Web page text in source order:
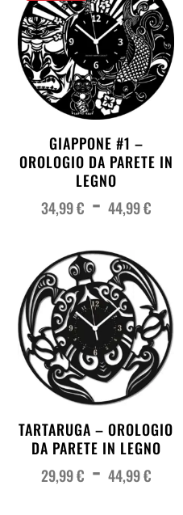
GIAPPONE #1 –
OROLOGIO DA PARETE IN
LEGNO
34,99€ - 44,99€dida
TARTARUGA – OROLOGIO
DA PARETE IN LEGNO
29,99€ - 44,99€dida